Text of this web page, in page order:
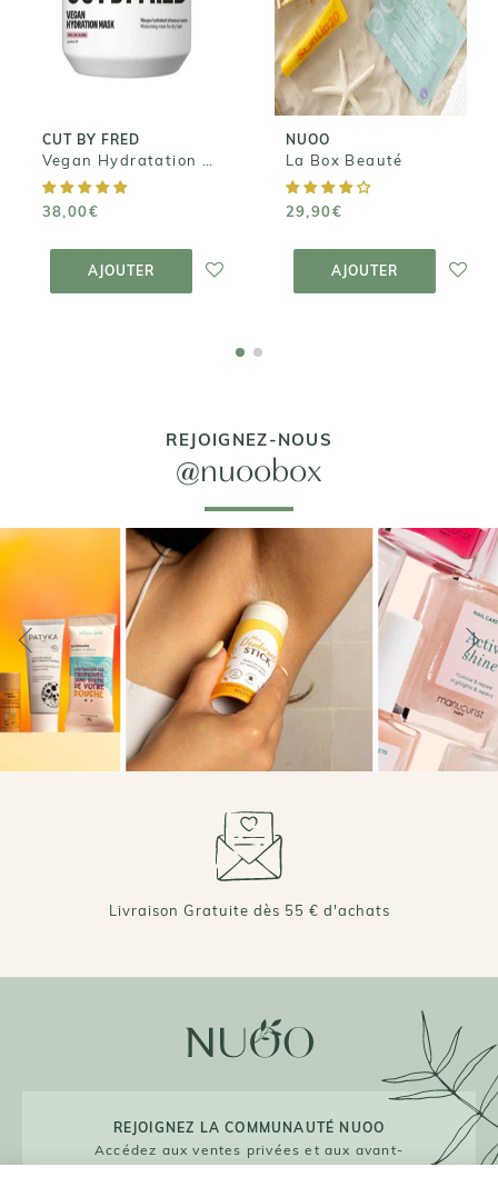
CUT BY FRED
38,00€
AJOUTER
Mask - Masque
Nourrissant
Capillaire
PANIER
NUOO
La Box Beauté
29,90€
AJOUTER
La Box Beauté
29,90€
PANIER
REJOIGNEZ-NOUS
@nuoobox
Livraison Gratuite dès 55 € d'achats
REJOIGNEZ LA COMMUNAUTÉ NUOO
Accédez aux ventes privées et aux avant-